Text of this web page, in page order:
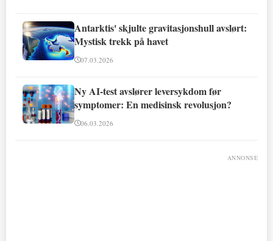
Antarktis' skjulte gravitasjonshull avslørt:
Mystisk trekk på havet
07.03.2026
Ny AI-test avslører leversykdom før
symptomer: En medisinsk revolusjon?
06.03.2026
ANNONSE